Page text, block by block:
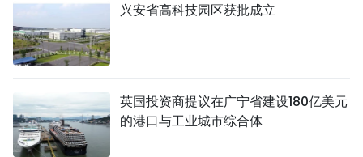
兴安省高科技园区获批成立
英国投资商提议在广宁省建设180亿美元
的港口与工业城市综合体